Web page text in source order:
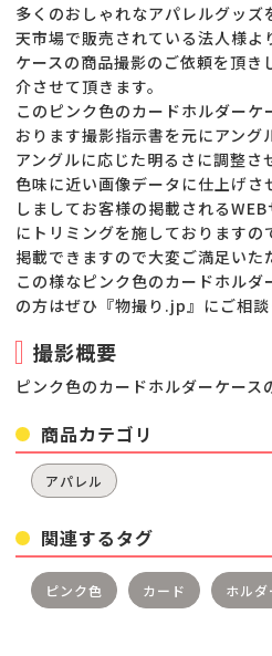
多くのおしゃれなアパレルグッ
天市場で販売されている法人様よ
ケースの商品撮影のご依頼を頂
介させて頂きます。
このピンク色のカードホルダー
おります撮影指示書を元にアング
アングルに応じた明るさに調整さ
色味に近い画像データに仕上げさ
しましてお客様の掲載される
にトリミングを施しております
掲載できますので大変ご満足いた
この様なピンク色のカードホル
の方はぜひ『物撮り.jp』にご相談
撮影概要
ピンク色のカードホルダーケース
商品カテゴリ
アパレル
関連するタグ
ピンク色 カード ホルダ